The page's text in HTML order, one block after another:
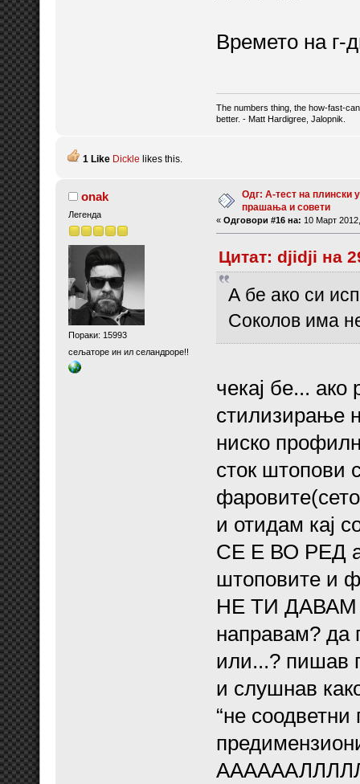
Времето на г-
The numbers thing, the how-fast-
better. - Matt Hardigree, Jalopnik.
1 Like Dickle likes this.
onak
Легенда
Пораки: 15993
сељаторе ин ил селандроре!!
Одг: А-тест на плински
прашања и совети
« Одговори #16 на: 10 Март
Цитат: djidji на
А бе ако си
Соколов има
чекај бе...
стилизирање
ниско
сток штопови
и отидам кај
СЕ Е ВО РЕД
штоповите и
НЕ ТИ ДАВАМ
направам? да
или...? пишав
и слушнав
“не